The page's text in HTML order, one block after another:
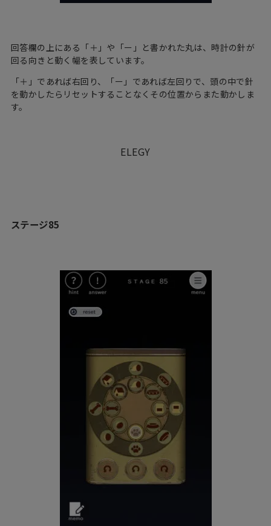
回答欄の上にある「＋」や「ー」と書かれた丸は、時計の針が
回る向きと動く幅を表しています。
「＋」であれば右回り、「ー」であれば左回りで、頭の中で針
を動かしたらリセットすることなくその位置からまた動かしま
す。
ELEGY
ステージ85